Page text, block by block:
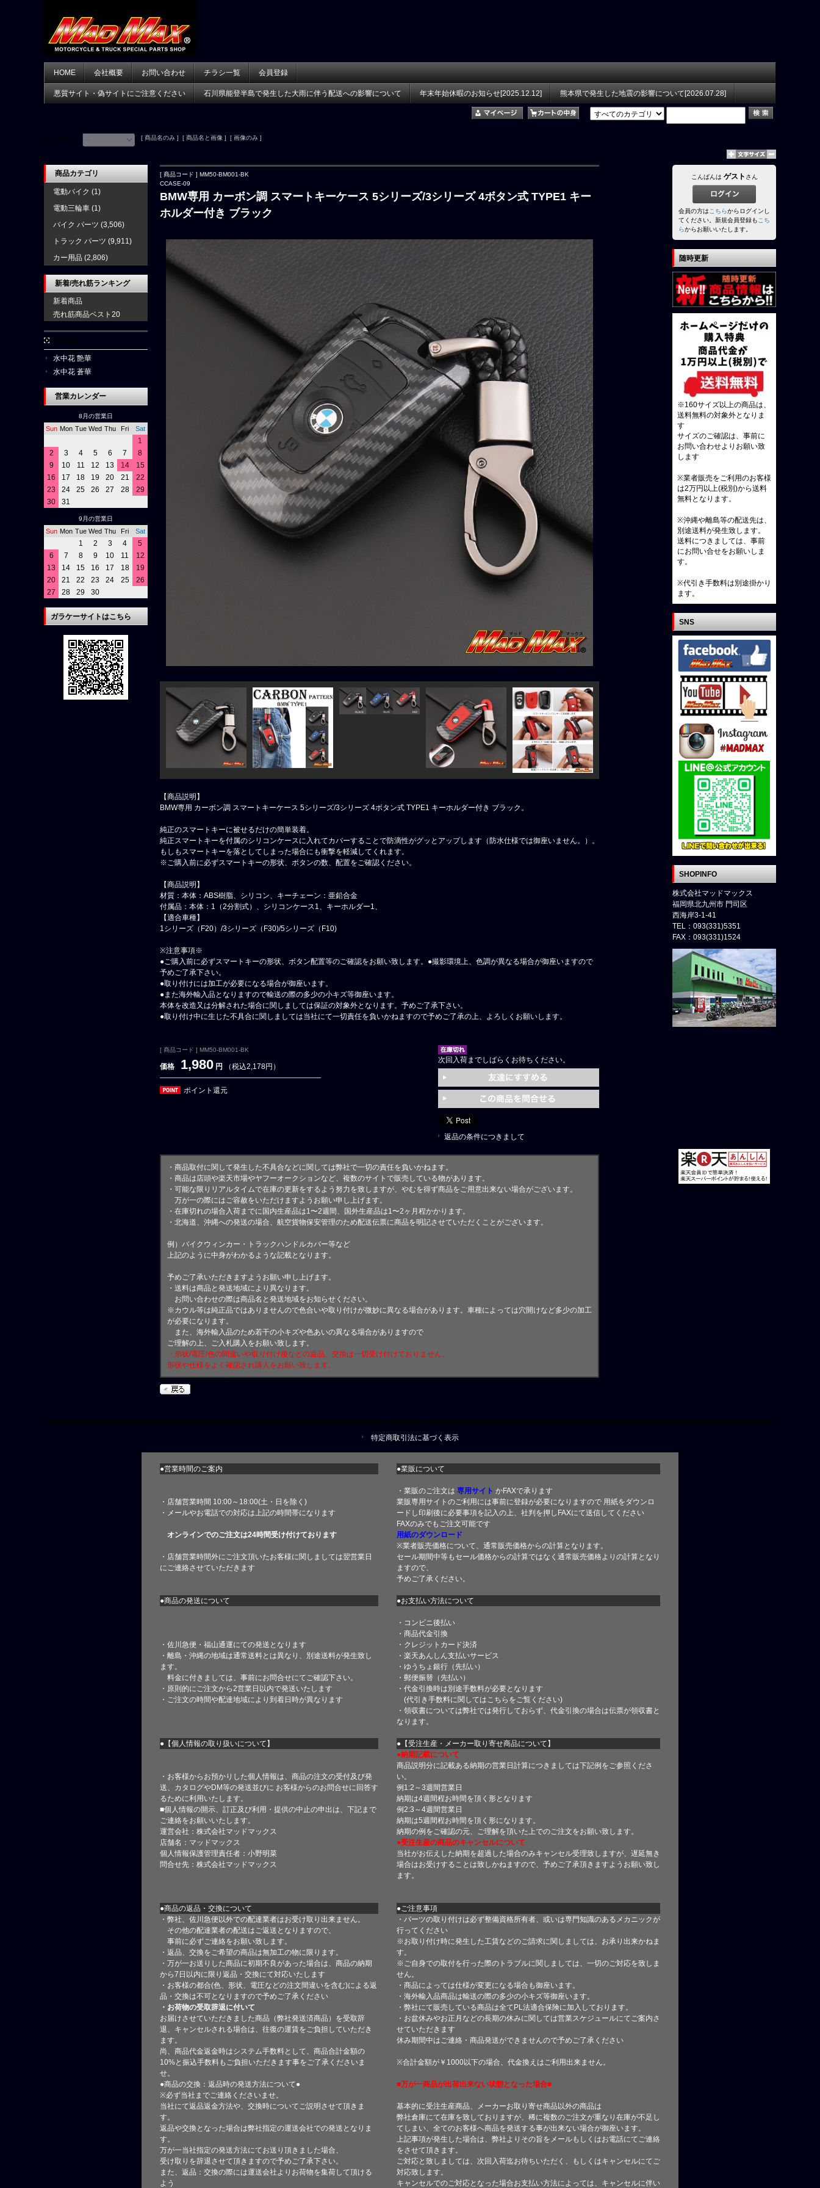
HOME 会社概要 お問い合わせ チラシ一覧 会員登録
悪質サイト・偽サイトにご注意ください 石川県能登半島で発生した大雨に伴う配送への影響について 年末年始休暇のお知らせ[2025.12.12] 熊本県で発生した地震の影響について[2026.07.28]
[ 商品名のみ ] [ 商品名と画像 ] [ 画像のみ ]
[ 商品コード ] MM50-BM001-BK
CCASE-09
BMW専用 カーボン調 スマートキーケース 5シリーズ/3シリーズ 4ボタン式 TYPE1 キー
ホルダー付き ブラック
【商品説明】
BMW専用 カーボン調 スマートキーケース 5シリーズ/3シリーズ 4ボタン式 TYPE1 キーホルダー付き ブラック。
純正のスマートキーに被せるだけの簡単装着。
純正スマートキーを付属のシリコンケースに入れてカバーすることで防滴性がグッとアップします（防水仕様では御座いません。）。
もしもスマートキーを落としてしまった場合にも衝撃を軽減してくれます。
※ご購入前に必ずスマートキーの形状、ボタンの数、配置をご確認ください。
【商品説明】
材質：本体：ABS樹脂、シリコン、キーチェーン：亜鉛合金
付属品：本体：1（2分割式）、シリコンケース1、キーホルダー1、
【適合車種】
1シリーズ（F20）/3シリーズ（F30)/5シリーズ（F10)
※注意事項※
●ご購入前に必ずスマートキーの形状、ボタン配置等のご確認をお願い致します。●撮影環境上、色調が異なる場合が御座いますので
予めご了承下さい。
●取り付けには加工が必要になる場合が御座います。
●また海外輸入品となりますので輸送の際の多少の小キズ等御座います。
本体を改造又は分解された場合に関しましては保証の対象外となります。予めご了承下さい。
●取り付け中に生じた不具合に関しましては当社にて一切責任を負いかねますので予めご了承の上、よろしくお願いします。
[ 商品コード ] MM50-BM001-BK
価格 1,980 円 （税込2,178円）
ポイント還元
次回入荷までしばらくお待ちください。
返品の条件につきまして
・商品取付に関して発生した不具合などに関しては弊社で一切の責任を負いかねます。
・商品は店頭や楽天市場やヤフーオークションなど、複数のサイトで販売している物があります。
・可能な限りリアルタイムで在庫の更新をするよう努力を致しますが、やむを得ず商品をご用意出来ない場合がございます。
万が一の際にはご容赦をいただけますようお願い申し上げます。
・在庫切れの場合入荷までに国内生産品は1〜2週間、国外生産品は1〜2ヶ月程かかります。
・北海道、沖縄への発送の場合、航空貨物保安管理のため配送伝票に商品を明記させていただくことがございます。
例）バイクウィンカー・トラックハンドルカバー等など
上記のように中身がわかるような記載となります。
予めご了承いただきますようお願い申し上げます。
・送料は商品と発送地域により異なります。
お問い合わせの際は商品名と発送地域をお知らせください。
※カウル等は純正品ではありませんので色合いや取り付けが微妙に異なる場合があります。車種によっては穴開けなど多少の加工
が必要になります。
また、海外輸入品のため若干の小キズや色あいの異なる場合がありますので
ご理解の上、ご入札購入をお願い致します。
・形状/電圧/色の間違いや取り付け後などの返品、交換は一切受け付けておりません。
形状や仕様をよく確認され購入をお願い致します。
商品カテゴリ
電動バイク (1)
電動三輪車 (1)
バイク パーツ (3,506)
トラック パーツ (9,911)
カー用品 (2,806)
新着/売れ筋ランキング
新着商品
売れ筋商品ベスト20
水中花 艶華
水中花 蒼華
営業カレンダー
8月の営業日
Sun Mon Tue Wed Thu Fri Sat
1
2
3 4 5 6 7
8
9
10 11 12 13 14
15
16
17 18 19 20 21
22
23
24 25 26 27 28
29
30
31
9月の営業日
Sun Mon Tue Wed Thu Fri Sat
1 2 3 4
5
6
7 8 9 10 11
12
13
14 15 16 17 18
19
20
21 22 23 24 25
26
27
28 29 30
ガラケーサイトはこちら
こんばんは ゲスト さん
会員の方はこちらからログインし
てください。新規会員登録もこち
らからお願いいたします。
随時更新
※160サイズ以上の商品は、
送料無料の対象外となりま
す
サイズのご確認は、事前に
お問い合わせよりお願い致
します
※業者販売をご利用のお客様
は2万円以上(税別)から送料
無料となります。
※沖縄や離島等の配送先は、
別途送料が発生致します。
送料につきましては、事前
にお問い合せをお願いしま
す。
※代引き手数料は別途掛かり
ます。
SNS
SHOPINFO
株式会社マッドマックス
福岡県北九州市 門司区
西海岸3-1-41
TEL：093(331)5351
FAX：093(331)1524
特定商取引法に基づく表示
●営業時間のご案内 ●業販について
・店舗営業時間 10:00～18:00(土・日を除く)
・メールやお電話での対応は上記の時間帯になります
オンラインでのご注文は24時間受け付けております
・店舗営業時間外にご注文頂いたお客様に関しましては翌営業日
にご連絡させていただきます
・業販のご注文は 専用サイト かFAXで承ります
業販専用サイトのご利用には事前に登録が必要になりますので 用紙をダウンロ
ードし印刷後に必要事項を記入の上、社判を押しFAXにて送信してください
FAXのみでもご注文可能です
用紙のダウンロード
※業者販売価格について、通常販売価格からの計算となります。
セール期間中等もセール価格からの計算ではなく通常販売価格よりの計算となり
ますので、
予めご了承ください。
●商品の発送について ●お支払い方法について
・佐川急便・福山通運にての発送となります
・離島・沖縄の地域は通常送料とは異なり、別途送料が発生致し
ます。
料金に付きましては、事前にお問合せにてご確認下さい。
・原則的にご注文から2営業日以内で発送いたします
・ご注文の時間や配達地域により到着日時が異なります
・コンビニ後払い
・商品代金引換
・クレジットカード決済
・楽天あんしん支払いサービス
・ゆうちょ銀行（先払い）
・郵便振替（先払い）
・代金引換時は別途手数料が必要となります
(代引き手数料に関してはこちら をご覧ください)
・領収書については弊社では発行しておらず、代金引換の場合は伝票が領収書と
なります。
●【個人情報の取り扱いについて】 ●【受注生産・メーカー取り寄せ商品について】
・お客様からお預かりした個人情報は、商品の注文の受付及び発
送、カタログやDM等の発送並びに お客様からのお問合せに回答す
るために利用いたします。
■個人情報の開示、訂正及び利用・提供の中止の申出は、下記まで
ご連絡をお願いいたします。
運営会社：株式会社マッドマックス
店舗名：マッドマックス
個人情報保護管理責任者：小野明菜
問合せ先：株式会社マッドマックス
●納期記載について
商品説明分に記載ある納期の営業日計算につきましては下記例をご参照くださ
い。
例1:2～3週間営業日
納期は4週間程お時間を頂く形となります
例2:3～4週間営業日
納期は5週間程お時間を頂く形になります。
納期の例をご確認の元、ご理解を頂いた上でのご注文をお願い致します。
●受注生産の商品のキャンセルについて
当社がお伝えした納期を超過した場合のみキャンセル受理致しますが、遅延無き
場合はお受けすることは致しかねますので、予めご了承頂きますようお願い致し
ます。
●商品の返品・交換について
●ご注意事項
・弊社、佐川急便以外での配達業者はお受け取り出来ません。
その他の配達業者の配送はご返送となりますので、
事前に必ずご連絡をお願い致します。
・返品、交換をご希望の商品は無加工の物に限ります。
・万が一お送りした商品に初期不良があった場合は、商品の納期
から7日以内に限り返品・交換にて対応いたします
・お客様の都合(色、形状、電圧などの注文間違いを含む)による返
品・交換は不可となりますので予めご了承ください
・お荷物の受取辞退に付いて
お届けさせていただきました商品（弊社発送済商品）を受取辞
退、キャンセルされる場合は、往復の運賃をご負担していただき
ます。
尚、商品代金返金時はシステム手数料として、商品合計金額の
10%と振込手数料もご負担いただきます事をご了承くださいま
せ。
●商品の交換：返品時の発送方法について●
※必ず当社までご連絡くださいませ。
当社にて返品返金方法や、交換時についてご説明させて頂きま
す。
返品や交換となった場合は弊社指定の運送会社での発送となりま
す。
万が一当社指定の発送方法にてお送り頂きました場合、
受け取りを辞退させて頂きますので予めご了承下さい。
また、返品：交換の際には運送会社よりお荷物を集荷して頂ける
よう
・パーツの取り付けは必ず整備資格所有者、或いは専門知識のあるメカニックが
行ってください
※お取り付け時に発生した工賃などのご請求に関しましては、お承り出来かねま
す。
※ご自身での取付を行った際のトラブルに関しましては、一切のご対応を致しま
せん。
・商品によっては仕様が変更になる場合も御座います。
・海外輸入品商品は輸送の際の多少の小キズ等御座います。
・弊社にて販売している商品は全てPL法適合保険に加入しております。
・お盆休みやお正月などの長期の休みに関しては営業スケジュールにてご案内さ
せていただきます
休み期間中はご連絡・商品発送ができませんので予めご了承ください
※合計金額が￥1000以下の場合、代金換えはご利用出来ません。
■万が一商品が出荷出来ない状態となった場合■
基本的に受注生産商品、メーカーお取り寄せ商品以外の商品は
弊社倉庫にて在庫を致しておりますが、稀に複数のご注文が重なり在庫が不足し
てしまい、全てのお客様へ商品を発送する事が出来ない場合が御座います。
上記事項が発生した場合は、弊社よりその旨をメールもしくはお電話にてご連絡
をさせて頂きます。
ご対応と致しましては、次回入荷迄お待ちいただく、もしくはキャンセルにてご
対応致します。
キャンセルでのご対応となった場合お支払い方法によっては、キャンセルに伴い